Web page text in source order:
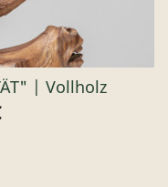
| Vollholz